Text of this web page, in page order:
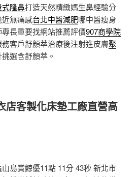
式隆鼻打造天然精緻媽生鼻經驗分
無痛感台北中醫減肥哪中醫瘦身
長重要找網站推薦評價907商學院
客戶舒顏萃治療後注射進皮膚聚
選含舒顏萃。
店客製化床墊工廠直營高
島賞鯨優11點 11分 43秒 新北市